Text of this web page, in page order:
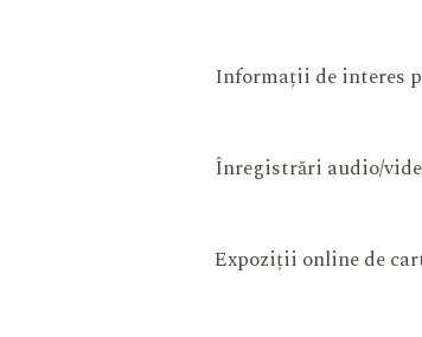
Informații de interes
Înregistrări audio/
Expoziții online de